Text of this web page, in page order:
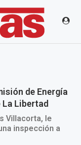
de Energía
Libertad
Villacorta, le
inspección a